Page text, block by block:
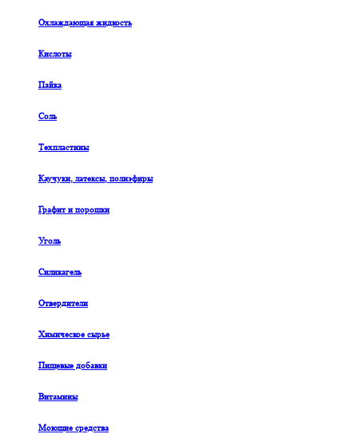
Охлаждающая жидкость
Кислоты
Пайка
Соль
Техпластины
Каучуки, латексы, полиэфиры
Графит и порошки
Уголь
Силикагель
Отвердители
Химическое сырье
Пищевые добавки
Витамины
Моющие средства